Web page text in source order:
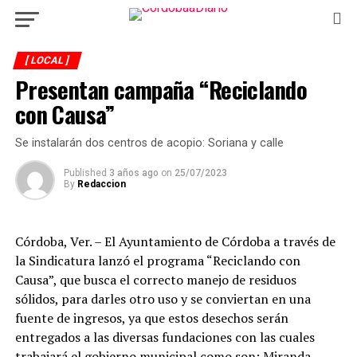
[ LOCAL ]
Presentan campaña “Reciclando
con Causa”
Se instalarán dos centros de acopio: Soriana y calle
Published 3 años ago on 25/07/2023
By Redaccion
Córdoba, Ver. – El Ayuntamiento de Córdoba a través de
la Sindicatura lanzó el programa “Reciclando con
Causa”, que busca el correcto manejo de residuos
sólidos, para darles otro uso y se conviertan en una
fuente de ingresos, ya que estos desechos serán
entregados a las diversas fundaciones con las cuales